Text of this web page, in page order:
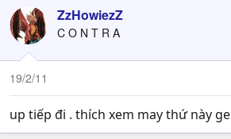
ZzHowiezZ
C O N T R A
19/2/11
up tiếp đi . thích xem may thứ này ge